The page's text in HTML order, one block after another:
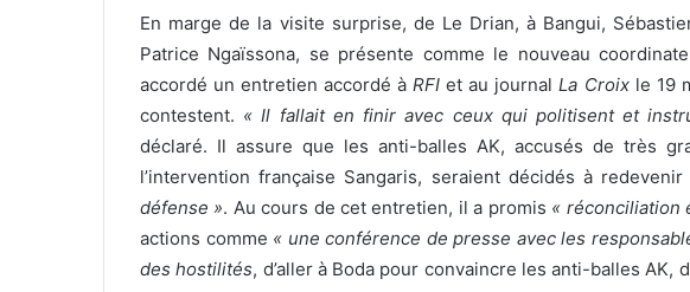
En marge de la visite surprise, de Le Drian, à Bangui,
Patrice Ngaïssona, se présente comme le nouveau
accordé un entretien accordé àRFI et au journalLa Croixle 19
contestent. « Il fallait en finir avec ceux qui politisent et
déclaré. Il assure que les anti-balles AK, accusés de très
l’intervention française Sangaris, seraient décidés à redevenir
défense ». Au cours de cet entretien, il a promis « réconciliation
actions comme « une conférence de presse avec les
des hostilités, d’aller à Boda pour convaincre les anti-balles AK,